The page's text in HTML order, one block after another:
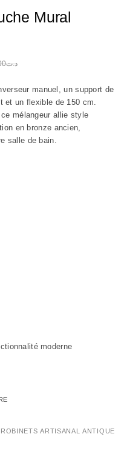
Mural
د.ت
manuel, un support de
et un flexible de 150 cm.
mélangeur allie style
en bronze ancien,
salle de bain.
moderne
ROBINETS ARTISANAL ANTIQUE